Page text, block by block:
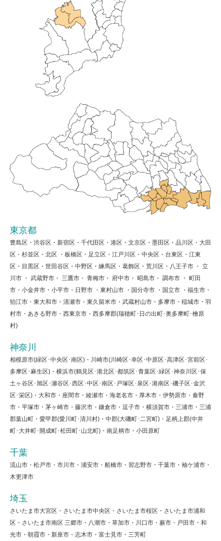
東京都
豊島区・渋谷区・新宿区・千代田区・港区・文京区・墨田区・品川区・大田
区・杉並区・北区 ・板橋区・足立区・江戸川区・中央区・台東区・江東
区・目黒区・世田谷区・中野区・練馬区・葛飾区・荒川区・八王子市 ・ 立
川市 ・ 武蔵野市・ 三鷹市・ 青梅市・ 府中市・ 昭島市・ 調布市 ・ 町田
市・小金井市・小平市・日野市 ・東村山市 ・国分寺市 ・国立市 ・福生市・
狛江市・東大和市・清瀬市・東久留米市・武蔵村山市・多摩市・稲城市・羽
村市・あきる野市・西東京市・西多摩郡(瑞穂町･日の出町･奥多摩町･檜原
村)
神奈川
相模原市(緑区･中央区･南区)・川崎市(川崎区･幸区･中原区･高津区･宮前区･
多摩区･麻生区)・横浜市(鶴見区･港北区･都筑区･青葉区･緑区･神奈川区･保
土ヶ谷区･旭区･瀬谷区･西区･中区･南区･戸塚区･泉区･港南区･磯子区･金沢
区･栄区)・大和市・座間市・綾瀬市・海老名市・厚木市・伊勢原市・秦野
市・平塚市・茅ヶ崎市・藤沢市・鎌倉市・逗子市・横須賀市・三浦市・三浦
郡葉山町・愛甲郡(愛川町･清川村)・中郡(大磯町･二宮町)・足柄上郡(中井
町･大井町･開成町･松田町･山北町)・南足柄市・小田原町
千葉
流山市・松戸市・市川市・浦安市・船橋市・習志野市・千葉市・袖ケ浦市・
木更津市
埼玉
さいたま市大宮区・さいたま市中央区・さいたま市桜区・さいたま市浦和
区・さいたま市南区 三郷市・八潮市・草加市・川口市・蕨市・戸田市・和
光市・朝霞市・新座市・志木市・富士見市・三芳町